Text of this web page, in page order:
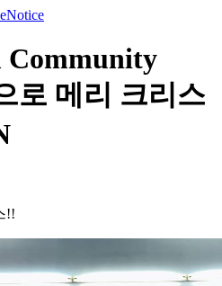
Notice
Community
로 메리 크리스
!!